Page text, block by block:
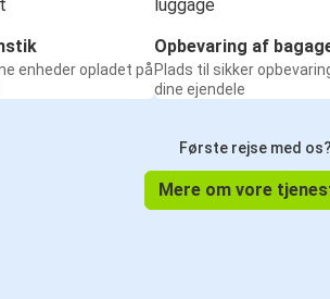
enheder opladet på
Opbevaring af
Plads til sikker
dine ejendele
Første rejse med os?
Mere om vore